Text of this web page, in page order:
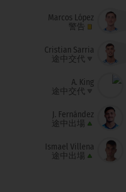
Marcos López
警告
Cristian Sarria
途中交代
A. King
途中交代
J. Fernández
途中出場
Ismael Villena
途中出場